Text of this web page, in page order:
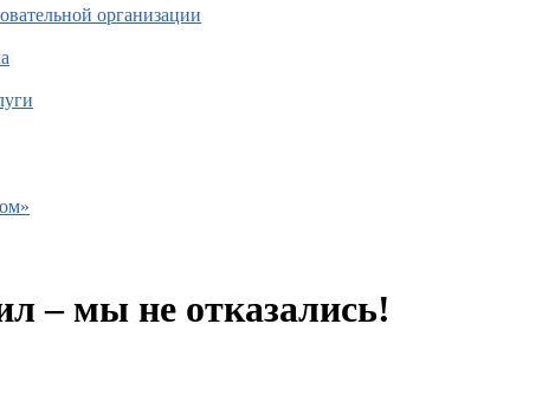
организации
– мы не отказались!